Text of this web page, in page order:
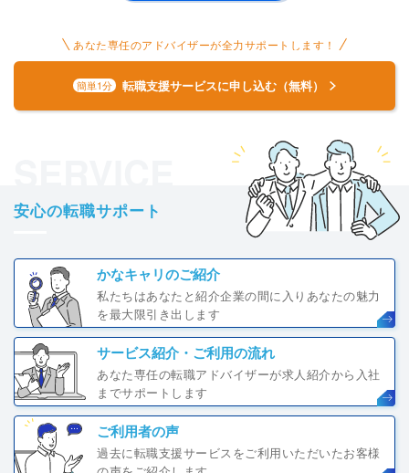
あなた専任のアドバイザーが全力サポートします！
簡単1分 転職支援サービスに申し込む（無料）
安心の転職サポート
かなキャリのご紹介
私たちはあなたと紹介企業の間に入りあなたの魅力
を最大限引き出します
サービス紹介・ご利用の流れ
あなた専任の転職アドバイザーが求人紹介から入社
までサポートします
ご利用者の声
過去に転職支援サービスをご利用いただいたお客様